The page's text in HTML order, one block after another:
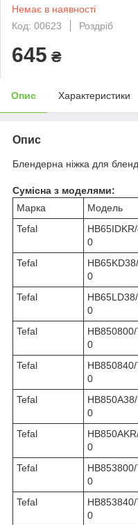
Немає в наявності
Код: 00623
Роздріб
645 ₴
Опис Характеристики
Опис
Блендерна ніжка для
Сумісна з моделями:
Марка
Модель
Tefal
0
Tefal
0
Tefal
0
Tefal
0
Tefal
0
Tefal
0
Tefal
0
Tefal
0
Tefal
0